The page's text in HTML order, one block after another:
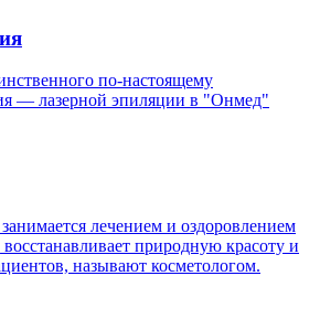
по-настоящему
— лазерной эпиляции в "Онмед"
лечением и оздоровлением
природную красоту и
называют косметологом.